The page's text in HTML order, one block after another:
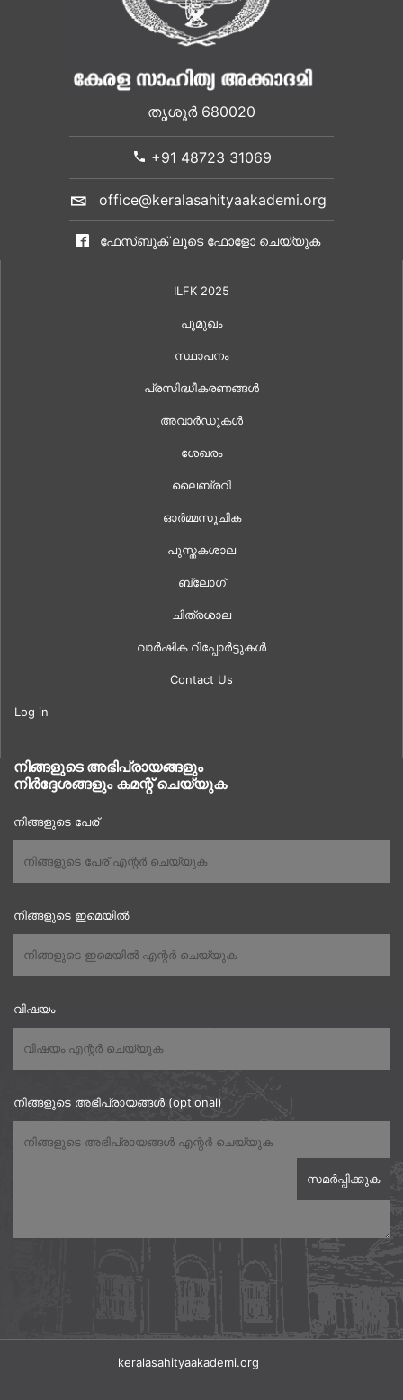
തൃശൂർ 680020
+91 48723 31069
office@keralasahityaakademi.org
ഫേസ്ബുക് ലൂടെ ഫോളോ ചെയ്യുക
ILFK 2025
പൂമുഖം
സ്ഥാപനം
പ്രസിദ്ധീകരണങ്ങൾ
അവാർഡുകൾ
ശേഖരം
ലൈബ്രറി
ഓർമ്മസൂചിക
പുസ്തകശാല
ബ്ലോഗ്
ചിത്രശാല
വാർഷിക റിപ്പോർട്ടുകൾ
Contact Us
Log in
നിങ്ങളുടെ അഭിപ്രായങ്ങളും
നിർദ്ദേശങ്ങളും കമന്റ് ചെയ്യുക
നിങ്ങളുടെ പേര്
നിങ്ങളുടെ ഇമെയിൽ
വിഷയം
നിങ്ങളുടെ അഭിപ്രായങ്ങൾ (optional)
keralasahityaakademi.org